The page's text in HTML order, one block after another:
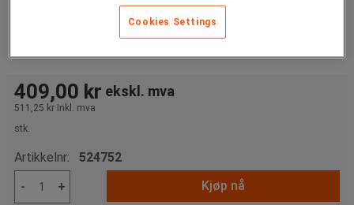
409,00 kr ekskl. mva
511,25 kr Inkl. mva
stk.
Artikkelnr: 524752
-
+ Kjøp nå
Cookies Settings